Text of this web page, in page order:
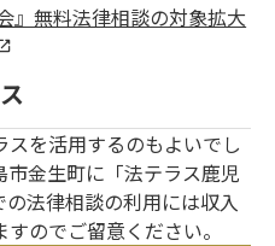
』無料法律相談の対象拡大
を活用するのもよいでし
金生町に「法テラス鹿児
法律相談の利用には収入
のでご留意ください。